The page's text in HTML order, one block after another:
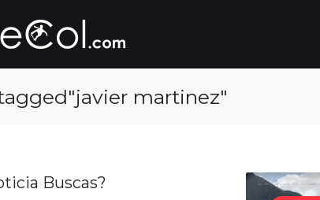
martinez"
Buscas?